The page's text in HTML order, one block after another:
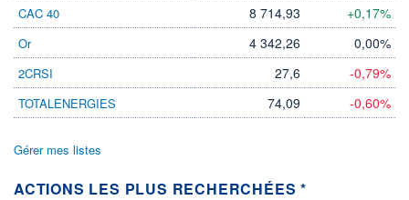
+ PORTEFEUILLE + LISTE
CAC 40 8 714,93 +0,17%
Or 4 342,26 0,00%
2CRSI 27,6 -0,79%
TOTALENERGIES 74,09 -0,60%
Gérer mes listes
ACTIONS LES PLUS RECHERCHÉES *